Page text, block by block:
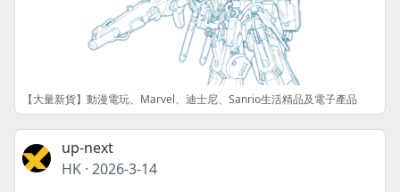
【大量新貨】動漫電玩、Marvel、迪士尼、Sanrio生活精品及電子產品
up-next
HK · 2026-3-14